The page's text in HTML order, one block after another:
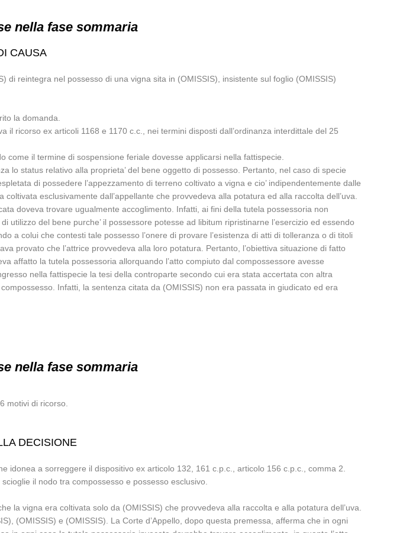
nella fase sommaria
CAUSA
reintegra nel possesso di una vigna sita in (OMISSIS), insistente sul foglio (OMISSIS)
la domanda.
il ricorso ex articoli 1168 e 1170 c.c., nei termini disposti dall’ordinanza interdittale del 25
come il termine di sospensione feriale dovesse applicarsi nella fattispecie.
lo status relativo alla proprieta’ del bene oggetto di possesso. Pertanto, nel caso di specie
di possedere l’appezzamento di terreno coltivato a vigna e cio’ indipendentemente dalle
esclusivamente dall’appellante che provvedeva alla potatura ed alla raccolta dell’uva.
doveva trovare ugualmente accoglimento. Infatti, ai fini della tutela possessoria non
del bene purche’ il possessore potesse ad libitum ripristinarne l’esercizio ed essendo
a colui che contesti tale possesso l’onere di provare l’esistenza di atti di tolleranza o di titoli
provato che l’attrice provvedeva alla loro potatura. Pertanto, l’obiettiva situazione di fatto
affatto la tutela possessoria allorquando l’atto compiuto dal compossessore avesse
nella fattispecie la tesi della controparte secondo cui era stata accertata con altra
Infatti, la sentenza citata da (OMISSIS) non era passata in giudicato ed era
nella fase sommaria
motivi di ricorso.
DECISIONE
idonea a sorreggere il dispositivo ex articolo 132, 161 c.p.c., articolo 156 c.p.c., comma 2.
il nodo tra compossesso e possesso esclusivo.
la vigna era coltivata solo da (OMISSIS) che provvedeva alla raccolta e alla potatura dell’uva.
(OMISSIS) e (OMISSIS). La Corte d’Appello, dopo questa premessa, afferma che in ogni